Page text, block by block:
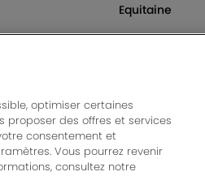
Equitaine
| Rue Jean Samazeuilh - CS
événement organisé par Bordeaux
Paramètres des cookies
optimiser certaines
proposer des offres et services
consentement et
Vous pourrez revenir
consultez notre